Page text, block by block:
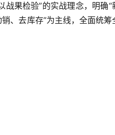
果检验”的实战理念，明确“
、去库存”为主线，全面统筹